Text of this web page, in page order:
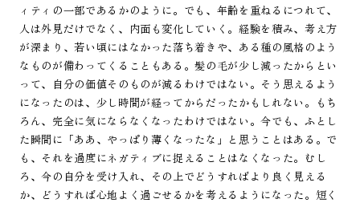
ィティの一部であるかのように。でも、年齢を重ねるにつれて、
人は外見だけでなく、内面も変化していく。経験を積み、考え方
が深まり、若い頃にはなかった落ち着きや、ある種の風格のよう
なものが備わってくることもある。髪の毛が少し減ったからとい
って、自分の価値そのものが減るわけではない。そう思えるよう
になったのは、少し時間が経ってからだったかもしれない。もち
ろん、完全に気にならなくなったわけではない。今でも、ふとし
た瞬間に「ああ、やっぱり薄くなったな」と思うことはある。で
も、それを過度にネガティブに捉えることはなくなった。むし
ろ、今の自分を受け入れ、その上でどうすればより良く見える
か、どうすれば心地よく過ごせるかを考えるようになった。短く